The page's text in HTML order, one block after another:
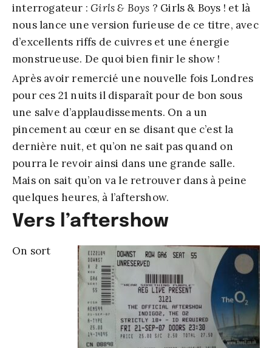
interrogateur :Girls & Boys ? Girls & Boys ! et là
nous lance une version furieuse de ce titre, avec
d’excellents riffs de cuivres et une énergie
monstrueuse. De quoi bien finir le show !
Après avoir remercié une nouvelle fois Londres
pour ces 21 nuits il disparaît pour de bon sous
une salve d’applaudissements. On a un
pincement au cœur en se disant que c’est la
dernière nuit, et qu’on ne sait pas quand on
pourra le revoir ainsi dans une grande salle.
Mais on sait qu’on va le retrouver dans à peine
quelques heures, à l’aftershow.
Vers l’aftershow
On sort